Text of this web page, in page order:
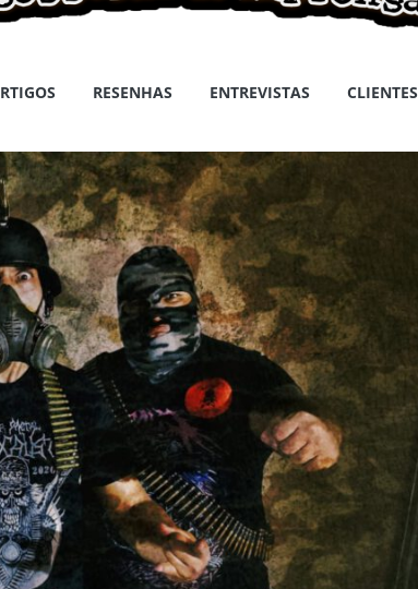
RESENHAS ENTREVISTAS CLIENTES